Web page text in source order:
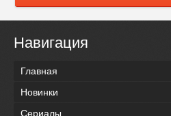
Навигация
Главная
Новинки
Сериалы